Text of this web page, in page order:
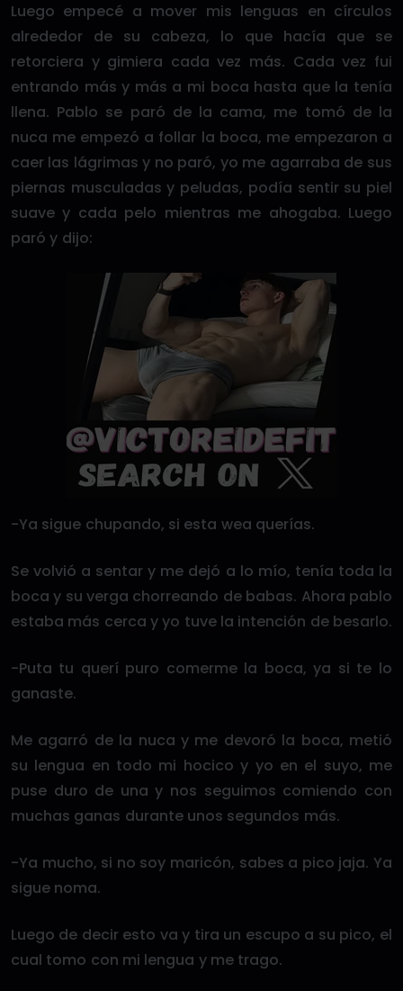
Luego empecé a mover mis lenguas en círculos
alrededor de su cabeza, lo que hacía que se
retorciera y gimiera cada vez más. Cada vez fui
entrando más y más a mi boca hasta que la tenía
llena. Pablo se paró de la cama, me tomó de la
nuca me empezó a follar la boca, me empezaron a
caer las lágrimas y no paró, yo me agarraba de sus
piernas musculadas y peludas, podía sentir su piel
suave y cada pelo mientras me ahogaba. Luego
paró y dijo:
-Ya sigue chupando, si esta wea querías.
Se volvió a sentar y me dejó a lo mío, tenía toda la
boca y su verga chorreando de babas. Ahora pablo
estaba más cerca y yo tuve la intención de besarlo.
-Puta tu querí puro comerme la boca, ya si te lo
ganaste.
Me agarró de la nuca y me devoró la boca, metió
su lengua en todo mi hocico y yo en el suyo, me
puse duro de una y nos seguimos comiendo con
muchas ganas durante unos segundos más.
-Ya mucho, si no soy maricón, sabes a pico jaja. Ya
sigue noma.
Luego de decir esto va y tira un escupo a su pico, el
cual tomo con mi lengua y me trago.